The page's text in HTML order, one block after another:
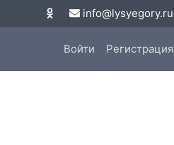
info@lysyegory.ru
Войти Регистрация